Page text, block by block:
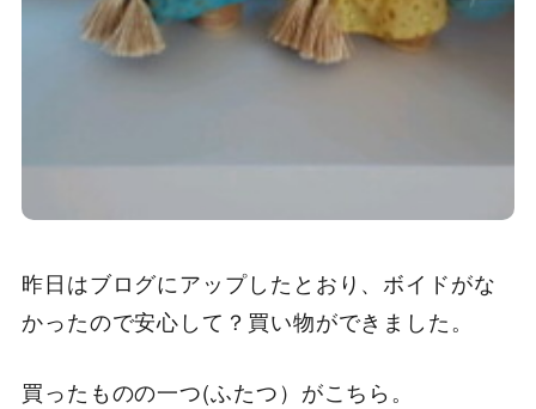
昨日はブログにアップしたとおり、ボイドがな
かったので安心して？買い物ができました。
買ったものの一つ(ふたつ）がこちら。